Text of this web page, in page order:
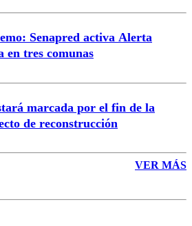
Senapred activa Alerta
en tres comunas
marcada por el fin de la
de reconstrucción
VER MÁS